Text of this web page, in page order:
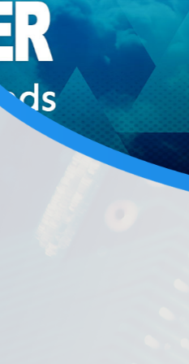
蜂鳴器
鐵氧體磁心
變壓器
鐵氧體磁鐵
電子負載
現貨庫存
MAGNETIC BEADS